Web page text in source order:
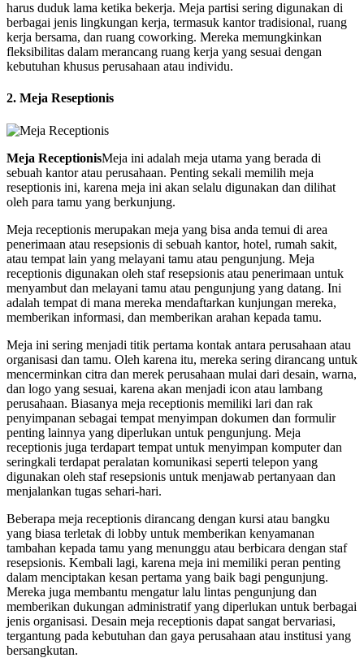
harus duduk lama ketika bekerja. Meja partisi sering digunakan di
berbagai jenis lingkungan kerja, termasuk kantor tradisional, ruang
kerja bersama, dan ruang coworking. Mereka memungkinkan
fleksibilitas dalam merancang ruang kerja yang sesuai dengan
kebutuhan khusus perusahaan atau individu.
2. Meja Reseptionis
Meja ReceptionisMeja ini adalah meja utama yang berada di
sebuah kantor atau perusahaan. Penting sekali memilih meja
reseptionis ini, karena meja ini akan selalu digunakan dan dilihat
oleh para tamu yang berkunjung.
Meja receptionis merupakan meja yang bisa anda temui di area
penerimaan atau resepsionis di sebuah kantor, hotel, rumah sakit,
atau tempat lain yang melayani tamu atau pengunjung. Meja
receptionis digunakan oleh staf resepsionis atau penerimaan untuk
menyambut dan melayani tamu atau pengunjung yang datang. Ini
adalah tempat di mana mereka mendaftarkan kunjungan mereka,
memberikan informasi, dan memberikan arahan kepada tamu.
Meja ini sering menjadi titik pertama kontak antara perusahaan atau
organisasi dan tamu. Oleh karena itu, mereka sering dirancang untuk
mencerminkan citra dan merek perusahaan mulai dari desain, warna,
dan logo yang sesuai, karena akan menjadi icon atau lambang
perusahaan. Biasanya meja receptionis memiliki lari dan rak
penyimpanan sebagai tempat menyimpan dokumen dan formulir
penting lainnya yang diperlukan untuk pengunjung. Meja
receptionis juga terdapart tempat untuk menyimpan komputer dan
seringkali terdapat peralatan komunikasi seperti telepon yang
digunakan oleh staf resepsionis untuk menjawab pertanyaan dan
menjalankan tugas sehari-hari.
Beberapa meja receptionis dirancang dengan kursi atau bangku
yang biasa terletak di lobby untuk memberikan kenyamanan
tambahan kepada tamu yang menunggu atau berbicara dengan staf
resepsionis. Kembali lagi, karena meja ini memiliki peran penting
dalam menciptakan kesan pertama yang baik bagi pengunjung.
Mereka juga membantu mengatur lalu lintas pengunjung dan
memberikan dukungan administratif yang diperlukan untuk berbagai
jenis organisasi. Desain meja receptionis dapat sangat bervariasi,
tergantung pada kebutuhan dan gaya perusahaan atau institusi yang
bersangkutan.